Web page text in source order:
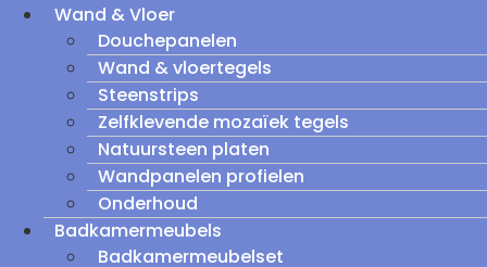
Wand & Vloer
Douchepanelen
Wand & vloertegels
Steenstrips
Zelfklevende mozaïek tegels
Natuursteen platen
Wandpanelen profielen
Onderhoud
Badkamermeubels
Badkamermeubelset